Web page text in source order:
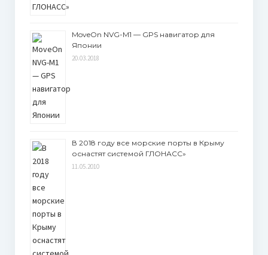
MoveOn NVG-M1 — GPS навигатор для
Японии
20.03.2018
В 2018 году все морские порты в Крыму
оснастят системой ГЛОНАСС»
11.05.2010